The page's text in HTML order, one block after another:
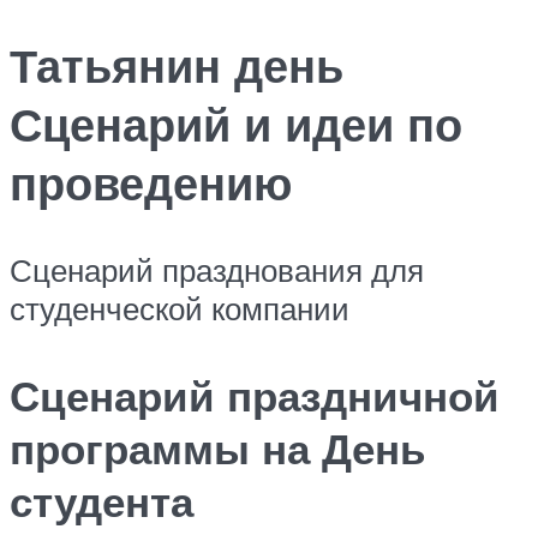
Татьянин день
Сценарий и идеи по
проведению
Сценарий празднования для
студенческой компании
Сценарий праздничной
программы на День
студента